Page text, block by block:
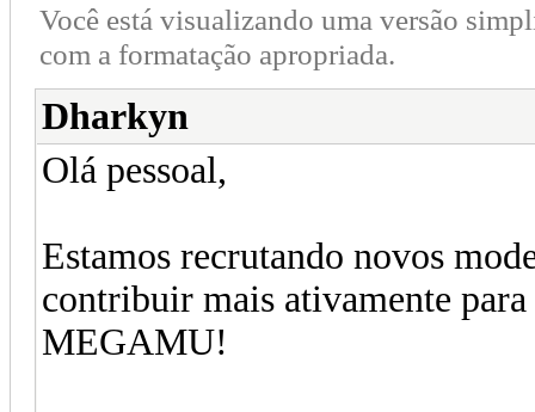
Você está visualizando uma versão
com a formatação apropriada.
Dharkyn
Olá pessoal,
Estamos recrutando novos
contribuir mais ativamente
MEGAMU!